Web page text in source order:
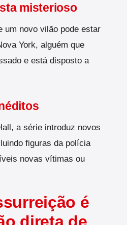
misterioso
um novo vilão pode estar
York, alguém que
e está disposto a
a série introduz novos
figuras da polícia
novas vítimas ou
é
direta de